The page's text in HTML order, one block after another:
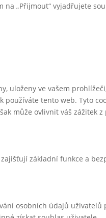
„Přijmout“ vyjadřujete
uloženy ve vašem
tento web. Tyto
může ovlivnit váš zážitek z
základní funkce a
osobních údajů